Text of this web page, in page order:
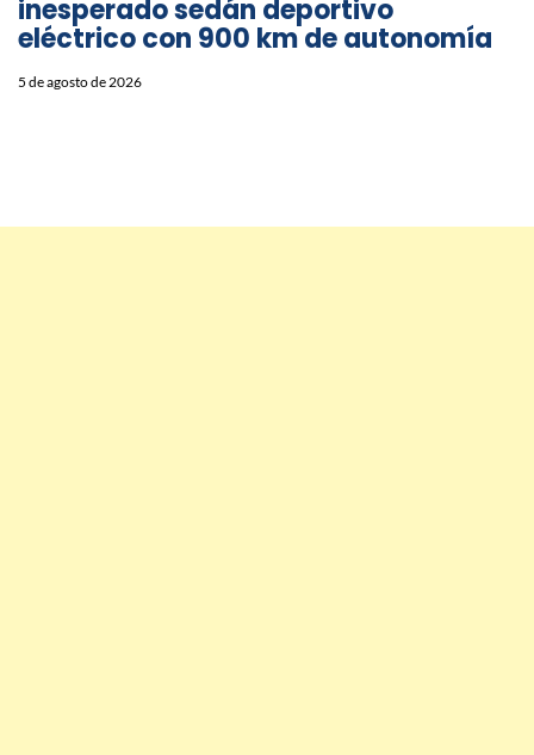
inesperado sedán deportivo
eléctrico con 900 km de autonomía
5 de agosto de 2026